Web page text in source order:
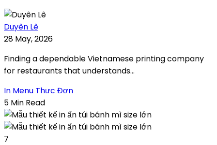
Duyên Lê
28 May, 2026
Finding a dependable Vietnamese printing company
for restaurants that understands...
In Menu Thực Đơn
5 Min Read
7